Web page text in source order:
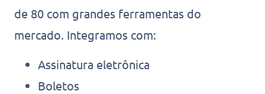
de 80 com grandes ferramentas do
mercado. Integramos com:
Assinatura eletrônica
Boletos